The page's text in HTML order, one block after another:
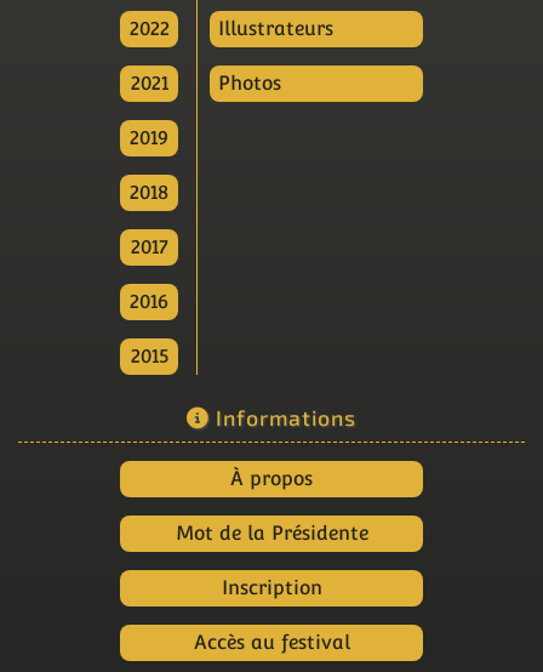
2022
2021
2019
2018
2017
2016
2015
Illustrateurs
Photos
Informations
À propos
Mot de la Présidente
Inscription
Accès au festival